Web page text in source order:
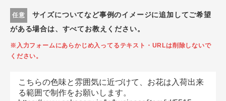
任意
サイズについてなど事例のイメージに追加してご希望
がある場合は、すべてお教えください。
※入力フォームにあらかじめ入ってるテキスト・URLは削除しないで
ください。